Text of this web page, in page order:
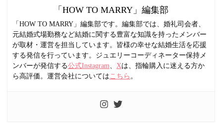
「HOW TO MARRY」編集部
「HOW TO MARRY」編集部です。編集部では、婚礼司会者、
元結婚式場勤務など結婚に関する豊富な知識を持ったメンバー
が取材・運営を担当しています。皆様の幸せな結婚生活を応援
する発信を行っています。ジュエリーコーディネーター保持メ
ンバーが発信する公式Instagram Xは、指輪購入に迷える方か
ら高評価。運営会社については こちら 。